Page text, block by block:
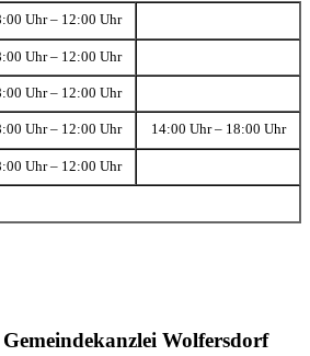
Uhr – 12:00 Uhr
Uhr – 12:00 Uhr
Uhr – 12:00 Uhr
Uhr – 12:00 Uhr 14:00 Uhr – 18:00 Uhr
Uhr – 12:00 Uhr
Wolfersdorf